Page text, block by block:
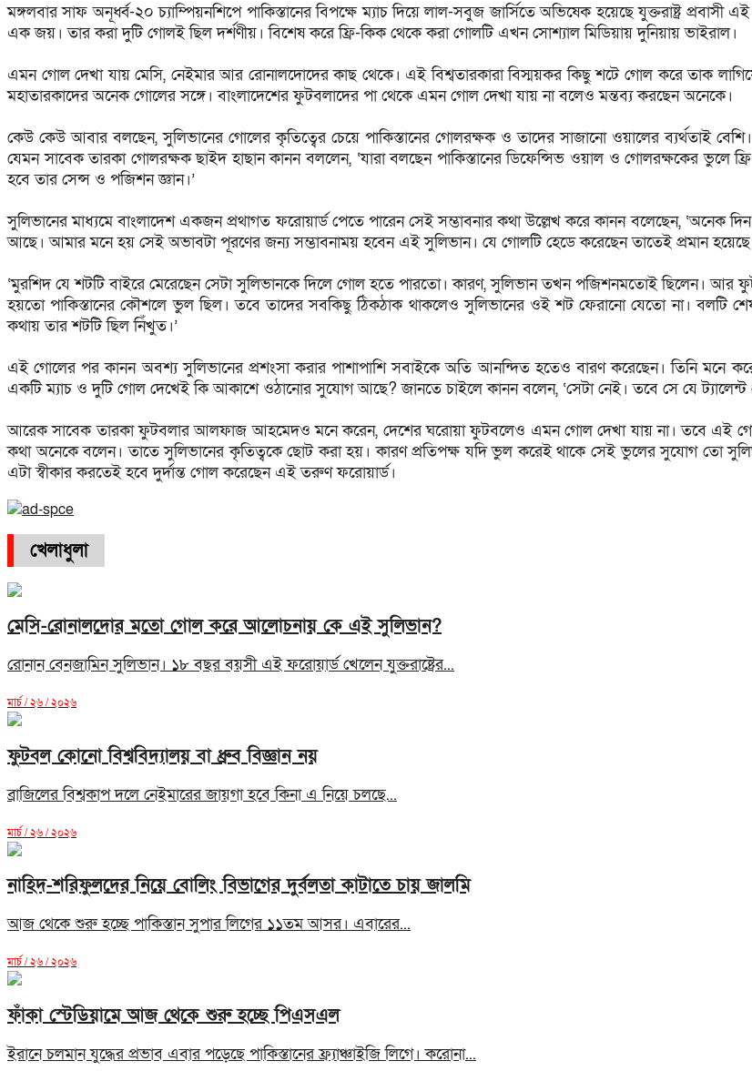
মঙ্গলবার সাফ অনূর্ধ্ব-২০ চ্যাম্পিয়নশিপে পাকিস্তানের বিপক্ষে ম্যাচ দিয়ে লাল-সবুজ জার্সিতে অভিষেক হয়েছে যুক্তরাষ্ট্র
এক জয়। তার করা দুটি গোলই ছিল দর্শণীয়। বিশেষ করে ফ্রি-কিক থেকে করা গোলটি এখন সোশ্যাল মিডিয়ায় দুনিয়ায় ভাইরাল।
এমন গোল দেখা যায় মেসি, নেইমার আর রোনালদোদের কাছ থেকে। এই বিশ্বতারকারা বিস্ময়কর কিছু শটে গোল করে তাক
মহাতারকাদের অনেক গোলের সঙ্গে। বাংলাদেশের ফুটবলাদের পা থেকে এমন গোল দেখা যায় না বলেও মন্তব্য করছেন অনেকে।
কেউ কেউ আবার বলছেন, সুলিভানের গোলের কৃতিত্বের চেয়ে পাকিস্তানের গোলরক্ষক ও তাদের সাজানো ওয়ালের ব্যর্থতাই
যেমন সাবেক তারকা গোলরক্ষক ছাইদ হাছান কানন বললেন,‌ ‘যারা বলছেন পাকিস্তানের ডিফেন্সিভ ওয়াল ও গোলরক্ষকের
হবে তার সেন্স ও পজিশন জ্ঞান।’
সুলিভানের মাধ্যমে বাংলাদেশ একজন প্রথাগত ফরোয়ার্ড পেতে পারেন সেই সম্ভাবনার কথা উল্লেখ করে কানন বলেছেন, ‘অনেক
আছে। আমার মনে হয় সেই অভাবটা পূরণের জন্য সম্ভাবনাময় হবেন এই সুলিভান। যে গোলটি হেডে করেছেন তাতেই প্রমান
‘মুরশিদ যে শটটি বাইরে মেরেছেন সেটা সুলিভানকে দিলে গোল হতে পারতো। কারণ, সুলিভান তখন পজিশনমতোই ছিলেন।
হয়তো পাকিস্তানের কৌশলে ভুল ছিল। তবে তাদের সবকিছু ঠিকঠাক থাকলেও সুলিভানের ওই শট ফেরানো যেতো না। বলটি
কথায় তার শটটি ছিল নিঁখুত।’
এই গোলের পর কানন অবশ্য সুলিভানের প্রশংসা করার পাশাপাশি সবাইকে অতি আনন্দিত হতেও বারণ করেছেন। তিনি মনে
একটি ম্যাচ ও দুটি গোল দেখেই কি আকাশে ওঠানোর সুযোগ আছে? জানতে চাইলে কানন বলেন, ‘সেটা নেই। তবে সে যে ট্যালেন্ট
আরেক সাবেক তারকা ফুটবলার আলফাজ আহমেদও মনে করেন, দেশের ঘরোয়া ফুটবলেও এমন গোল দেখা যায় না। তবে এই
কথা অনেকে বলেন। তাতে সুলিভানের কৃতিত্বকে ছোট করা হয়। কারণ প্রতিপক্ষ যদি ভুল করেই থাকে সেই ভুলের সুযোগ তো
এটা স্বীকার করতেই হবে দুর্দান্ত গোল করেছেন এই তরুণ ফরোয়ার্ড।
খেলাধুলা
মেসি-রোনালদোর মতো গোল করে আলোচনায় কে এই সুলিভান?
রোনান বেনজামিন সুলিভান। ১৮ বছর বয়সী এই ফরোয়ার্ড খেলেন যুক্তরাষ্ট্রের...
মার্চ / ২৬ / ২০২৬
ফুটবল কোনো বিশ্ববিদ্যালয় বা ধ্রুব বিজ্ঞান নয়
ব্রাজিলের বিশ্বকাপ দলে নেইমারের জায়গা হবে কিনা এ নিয়ে চলছে...
মার্চ / ২৬ / ২০২৬
নাহিদ-শরিফুলদের নিয়ে বোলিং বিভাগের দুর্বলতা কাটাতে চায় জালমি
আজ থেকে শুরু হচ্ছে পাকিস্তান সুপার লিগের ১১তম আসর। এবারের...
মার্চ / ২৬ / ২০২৬
ফাঁকা স্টেডিয়ামে আজ থেকে শুরু হচ্ছে পিএসএল
ইরানে চলমান যুদ্ধের প্রভাব এবার পড়েছে পাকিস্তানের ফ্র্যাঞ্চাইজি লিগে। করোনা...